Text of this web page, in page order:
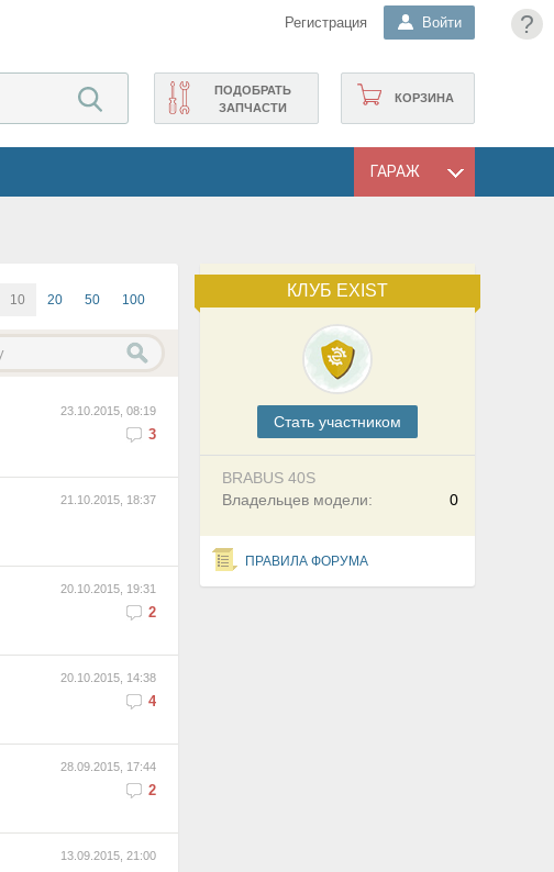
?
Регистрация Войти
КОРЗИНА
ПОДОБРАТЬ
ЗАПЧАСТИ
ГАРАЖ
КЛУБ EXIST
Cтать участником
BRABUS 40S
0
Владельцев модели:
ПРАВИЛА ФОРУМА
10 20 50 100
23.10.2015, 08:19
3
21.10.2015, 18:37
20.10.2015, 19:31
2
20.10.2015, 14:38
4
28.09.2015, 17:44
2
13.09.2015, 21:00